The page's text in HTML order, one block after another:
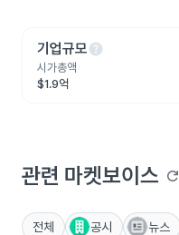
기업규모help
시가총액
$1.9억
관련 마켓보이스 refresh
전체 공시 뉴스